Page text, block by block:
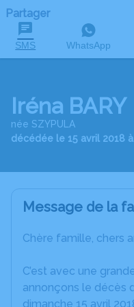
Partager
SMS WhatsApp
Iréna BARY
née SZYPULA
décédée le 15 avril 2018
Message de la
Chère famille, chers
C’est avec une
annonçons le décès
dimanche 15 avril